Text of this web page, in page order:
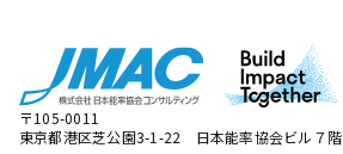
〒105-0011
東京都港区芝公園3-1-22 日本能率協会ビル７階